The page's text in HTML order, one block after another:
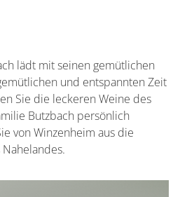
lädt mit seinen gemütlichen
und entspannten Zeit
Sie die leckeren Weine des
Butzbach persönlich
von Winzenheim aus die